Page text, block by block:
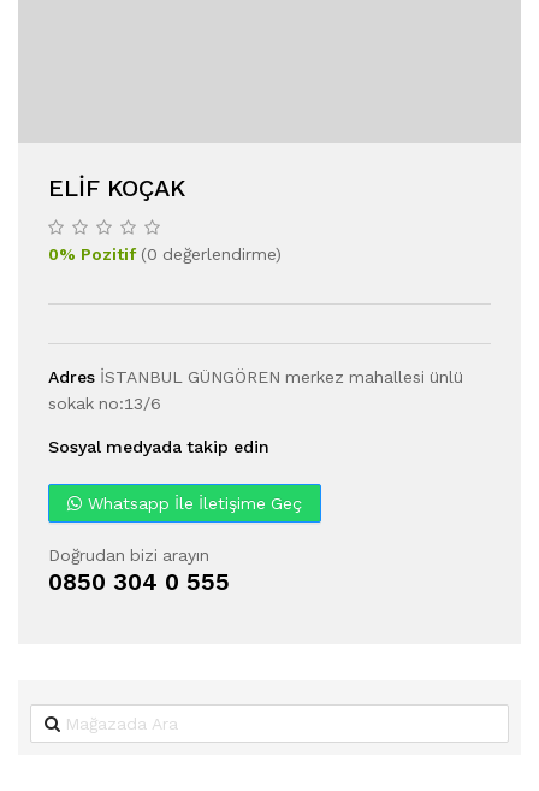
ELIF KOÇAK
0% Pozitif(0 değerlendirme)
Adres İSTANBUL GÜNGÖREN merkez mahallesi ünlü
sokak no:13/6
Sosyal medyada takip edin
Whatsapp İle İletişime Geç
Doğrudan bizi arayın
0850 304 0 555